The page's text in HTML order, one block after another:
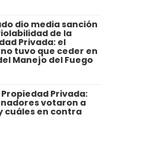
dio media sanción
de la
Privada: el
tuvo que ceder en
Manejo del Fuego
Propiedad Privada:
votaron a
cuáles en contra